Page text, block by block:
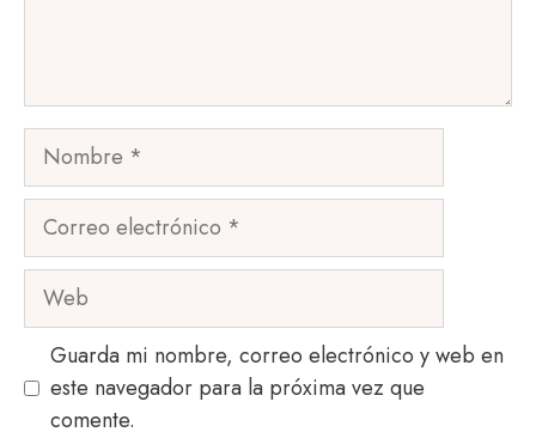
Nombre
Correo
Web
Guarda mi nombre, correo electrónico y web en
este navegador para la próxima vez que
comente.